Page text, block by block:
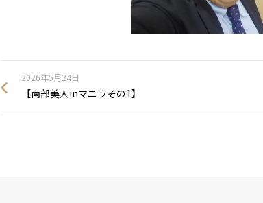
2026年5月24日
【南部美人inマニラその1】